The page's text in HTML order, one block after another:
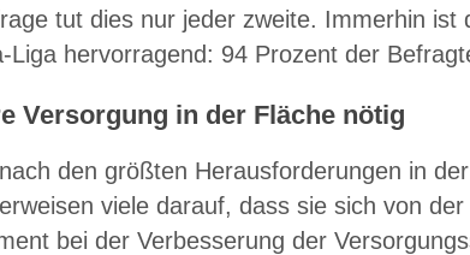
tut dies nur jeder zweite. Immerhin ist
Liga hervorragend: 94 Prozent der
Versorgung in der Fläche nötig
den größten Herausforderungen in
viele darauf, dass sie sich von
bei der Verbesserung der